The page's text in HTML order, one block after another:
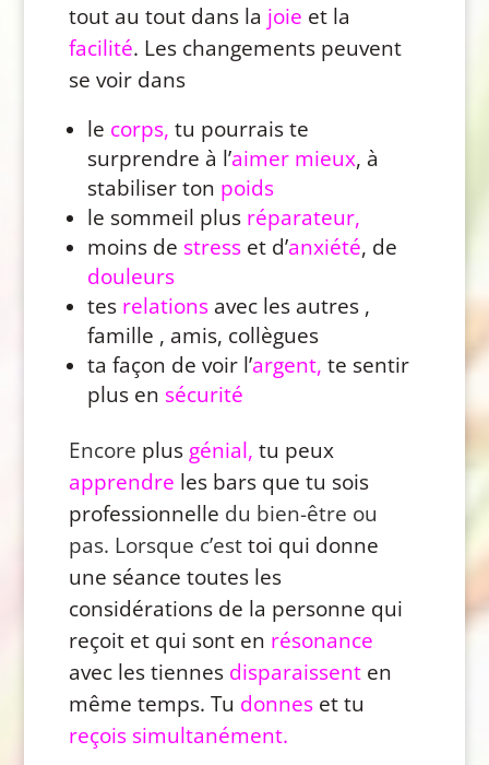
tout au tout dans la joie et la
facilité. Les changements peuvent
se voir dans
le corps, tu pourrais te
surprendre à l’aimer mieux, à
stabiliser ton poids
le sommeil plus réparateur,
moins de stresset d’anxiété, de
douleurs
tes relationsavec les autres ,
famille , amis, collègues
ta façon de voir l’argent, te sentir
plus en sécurité
Encore plus génial, tu peux
apprendre les bars que tu sois
professionnelle du bien-être ou
pas. Lorsque c’est toi qui donne
une séance toutes les
considérations de la personne qui
reçoit et qui sont en résonance
avec les tiennes disparaissenten
même temps. Tu donneset tu
reçois simultanément.